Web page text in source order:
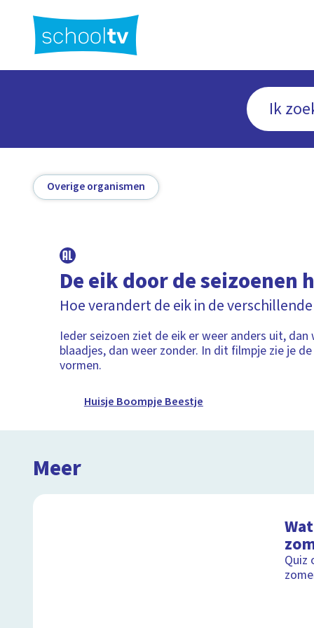
hoofdinhoud
Overige organismen
De eik door de seizoenen
Hoe verandert de eik in de
Ieder seizoen ziet de eik er weer anders uit, dan
blaadjes, dan weer zonder. In dit filmpje zie je
vormen.
Huisje Boompje Beestje
Meer
Quiz